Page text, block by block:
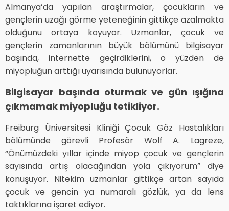
Almanya’da yapılan araştırmalar, çocukların ve
gençlerin uzağı görme yeteneğinin gittikçe azalmakta
olduğunu ortaya koyuyor. Uzmanlar, çocuk ve
gençlerin zamanlarının büyük bölümünü bilgisayar
başında, internette geçirdiklerini, o yüzden de
miyopluğun arttığı uyarısında bulunuyorlar.
Bilgisayar başında oturmak ve gün ışığına
çıkmamak miyopluğu tetikliyor.
Freiburg Üniversitesi Kliniği Çocuk Göz Hastalıkları
bölümünde görevli Profesör Wolf A. Lagreze,
“Önümüzdeki yıllar içinde miyop çocuk ve gençlerin
sayısında artış olacağından yola çıkıyorum” diye
konuşuyor. Nitekim uzmanlar gittikçe artan sayıda
çocuk ve gencin ya numaralı gözlük, ya da lens
taktıklarına işaret ediyor.